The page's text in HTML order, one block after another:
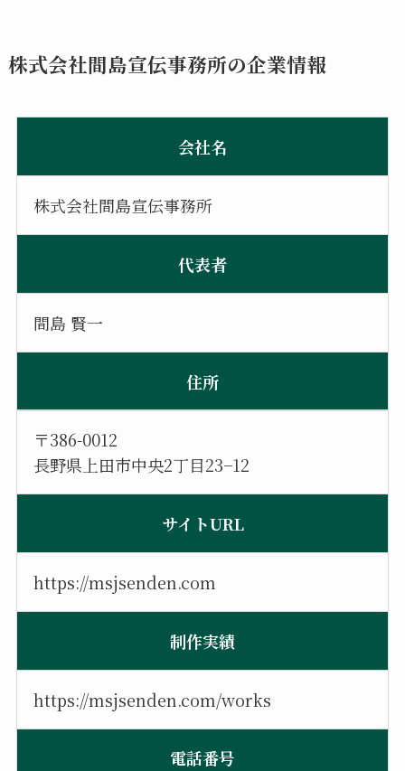
株式会社間島宣伝事務所の企業情報
会社名
株式会社間島宣伝事務所
代表者
間島 賢一
住所
〒386-0012
長野県上田市中央2丁目23−12
サイトURL
https://msjsenden.com
制作実績
https://msjsenden.com/works
電話番号